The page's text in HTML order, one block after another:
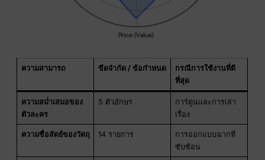
ความสามารถ ขีดจำกัด / ข้อกำหนด
กรณีการใช้งานที่ดี
ที่สุด
ความสม่ำเสมอของ
ตัวละคร
5 ตัวอักษร
การ์ตูนและการเล่า
เรื่อง
ความซื่อสัตย์ของวัตถุ 14 รายการ
การออกแบบฉากที่
ซับซ้อน